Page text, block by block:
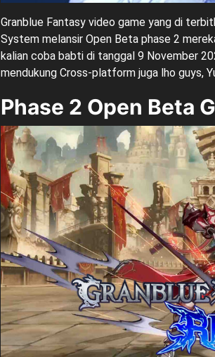
Granblue Fantasy video game yang di
System melansir Open Beta phase 2
kalian coba babti di tanggal 9 November
mendukung Cross-platform juga lho guys,
Phase 2 Open Beta